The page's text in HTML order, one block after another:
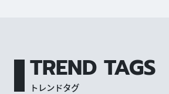
TREND TAGS
トレンドタグ